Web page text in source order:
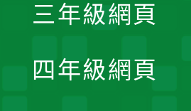
三年級網頁
四年級網頁